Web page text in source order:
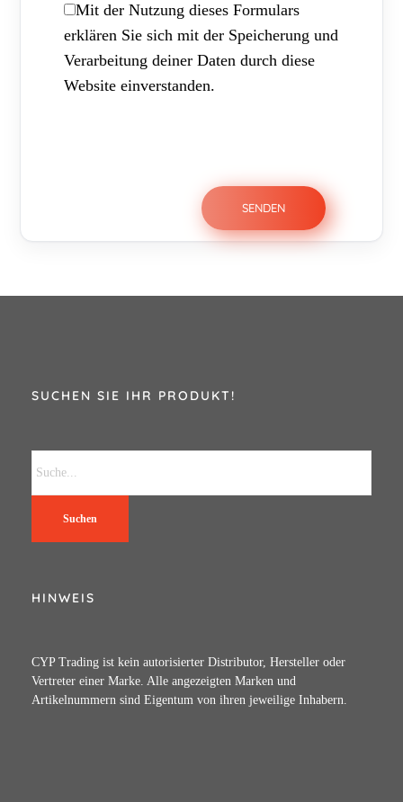
Mit der Nutzung dieses Formulars
erklären Sie sich mit der Speicherung und
Verarbeitung deiner Daten durch diese
Website einverstanden.
SUCHEN SIE IHR PRODUKT!
Suchen
HINWEIS
CYP Trading ist kein autorisierter Distributor, Hersteller oder
Vertreter einer Marke. Alle angezeigten Marken und
Artikelnummern sind Eigentum von ihren jeweilige Inhabern.